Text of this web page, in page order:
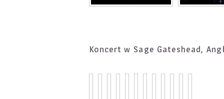
Koncert w Sage Gateshead,